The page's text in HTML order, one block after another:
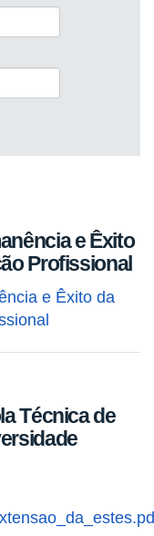
e Êxito
Profissional
e Êxito da
Técnica de